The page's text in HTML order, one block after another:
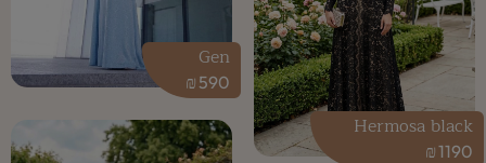
1190
₪
Hermosa black
590
₪
Gen